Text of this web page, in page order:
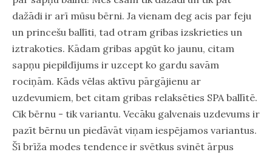
dažādi ir arī mūsu bērni. Ja vienam deg acis par feju
un princešu ballīti, tad otram gribas izskrieties un
iztrakoties. Kādam gribas apgūt ko jaunu, citam
sapņu piepildījums ir uzcept ko gardu savām
rociņām. Kāds vēlas aktīvu pārgājienu ar
uzdevumiem, bet citam gribas relaksēties SPA ballītē.
Cik bērnu - tik variantu. Vecāku galvenais uzdevums ir
pazīt bērnu un piedāvāt viņam iespējamos variantus.
Šī brīža modes tendence ir svētkus svinēt ārpus